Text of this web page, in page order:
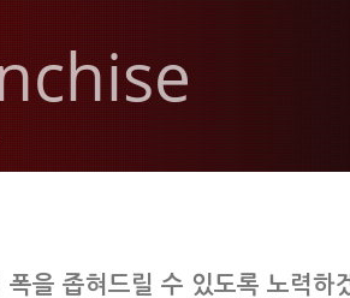
을 좁혀드릴 수 있도록 노력하